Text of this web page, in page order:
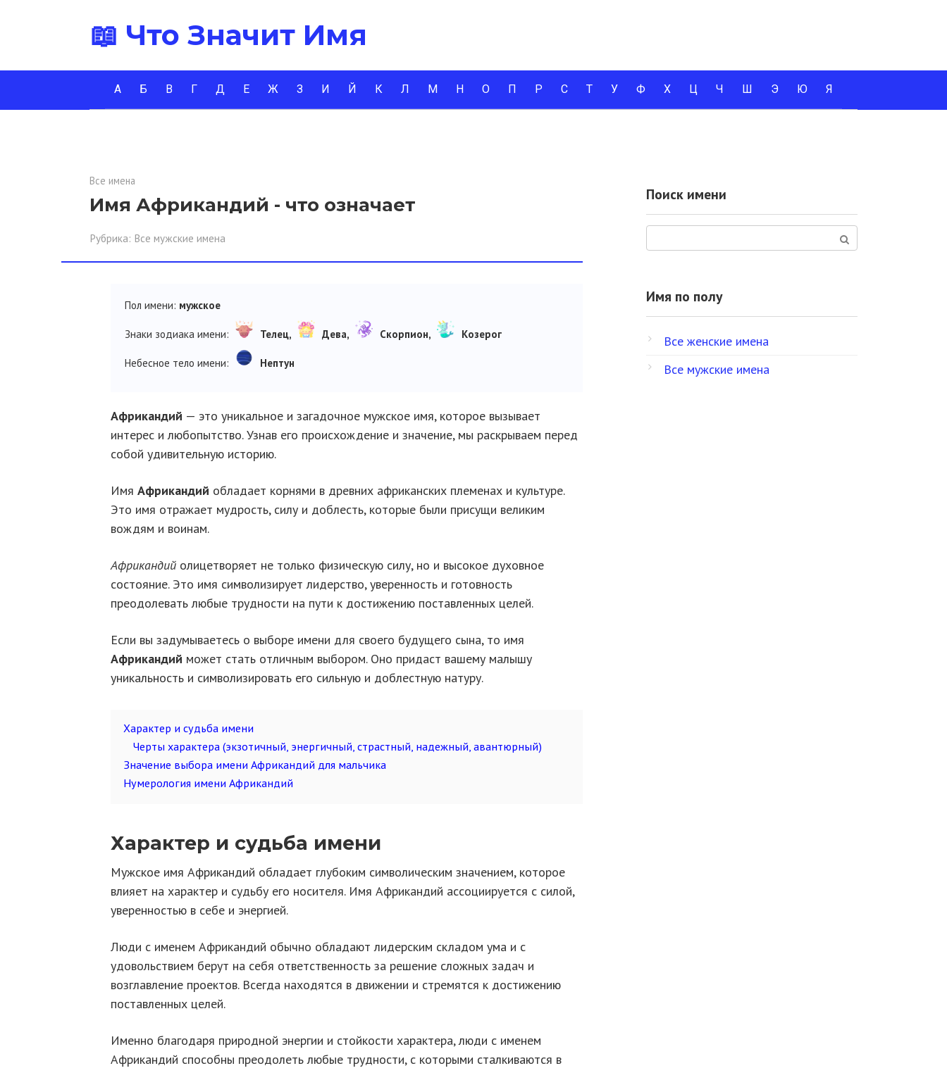
📖 Что Значит Имя
А Б В Г Д Е Ж З И Й К Л М Н О П Р С Т У Ф Х Ц Ч Ш Э Ю Я
Все имена
Имя Африкандий - что означает
Рубрика: Все мужские имена
Пол имени: мужское
Знаки зодиака имени: Телец, Дева, Скорпион, Козерог
Небесное тело имени: Нептун
Африкандий — это уникальное и загадочное мужское имя, которое вызывает
интерес и любопытство. Узнав его происхождение и значение, мы раскрываем перед
собой удивительную историю.
Имя Африкандий обладает корнями в древних африканских племенах и культуре.
Это имя отражает мудрость, силу и доблесть, которые были присущи великим
вождям и воинам.
Африкандий олицетворяет не только физическую силу, но и высокое духовное
состояние. Это имя символизирует лидерство, уверенность и готовность
преодолевать любые трудности на пути к достижению поставленных целей.
Если вы задумываетесь о выборе имени для своего будущего сына, то имя
Африкандий может стать отличным выбором. Оно придаст вашему малышу
уникальность и символизировать его сильную и доблестную натуру.
Характер и судьба имени
Черты характера (экзотичный, энергичный, страстный, надежный, авантюрный)
Значение выбора имени Африкандий для мальчика
Нумерология имени Африкандий
Характер и судьба имени
Мужское имя Африкандий обладает глубоким символическим значением, которое
влияет на характер и судьбу его носителя. Имя Африкандий ассоциируется с силой,
уверенностью в себе и энергией.
Люди с именем Африкандий обычно обладают лидерским складом ума и с
удовольствием берут на себя ответственность за решение сложных задач и
возглавление проектов. Всегда находятся в движении и стремятся к достижению
поставленных целей.
Именно благодаря природной энергии и стойкости характера, люди с именем
Африкандий способны преодолеть любые трудности, с которыми сталкиваются в
Поиск имени
Имя по полу
Все женские имена
Все мужские имена